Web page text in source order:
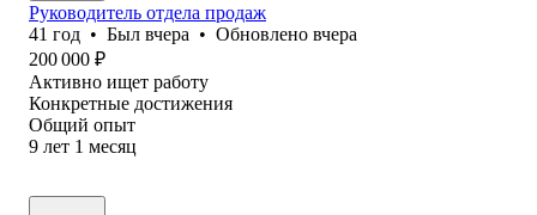
Руководитель отдела продаж
41 год • Был вчера • Обновлено вчера
200 000 ₽
Активно ищет работу
Конкретные достижения
Общий опыт
9 лет 1 месяц